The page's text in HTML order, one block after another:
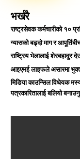
भर्खरै
राष्ट्रसेवक कर्मचारीको १०
ग्यासको बढ्दो माग र
राष्ट्रिय भेलालाई शेरबहादुर
आइएमई लाइफले असारमा
मिडिया काउन्सिल विधेयक
पत्रकारितालाई बलियो